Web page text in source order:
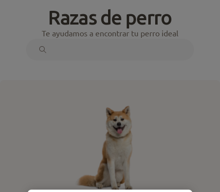
Razas de perro
Te ayudamos a encontrar tu perro ideal